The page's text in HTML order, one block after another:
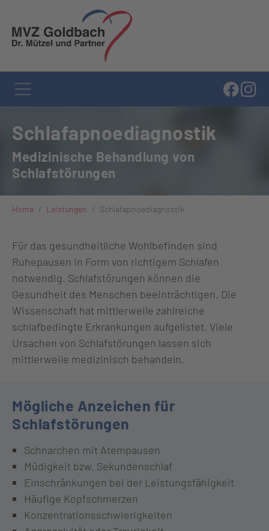
Zum Hauptinhalt springen
Schlafapnoediagnostik
Medizinische Behandlung von
Schlafstörungen
Sie sind hier:
Home Leistungen Schlafapnoediagnostik
Für das gesundheitliche Wohlbefinden sind
Ruhepausen in Form von richtigem Schlafen
notwendig. Schlafstörungen können die
Gesundheit des Menschen beeinträchtigen. Die
Wissenschaft hat mittlerweile zahlreiche
schlafbedingte Erkrankungen aufgelistet. Viele
Ursachen von Schlafstörungen lassen sich
mittlerweile medizinisch behandeln.
Mögliche Anzeichen für
Schlafstörungen
Schnarchen mit Atempausen
Müdigkeit bzw. Sekundenschlaf
Einschränkungen bei der Leistungsfähigkeit
Häufige Kopfschmerzen
Konzentrationsschwierigkeiten